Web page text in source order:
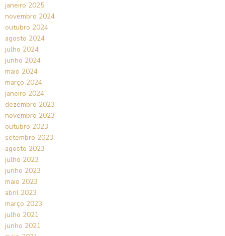
janeiro 2025
novembro 2024
outubro 2024
agosto 2024
julho 2024
junho 2024
maio 2024
março 2024
janeiro 2024
dezembro 2023
novembro 2023
outubro 2023
setembro 2023
agosto 2023
julho 2023
junho 2023
maio 2023
abril 2023
março 2023
julho 2021
junho 2021